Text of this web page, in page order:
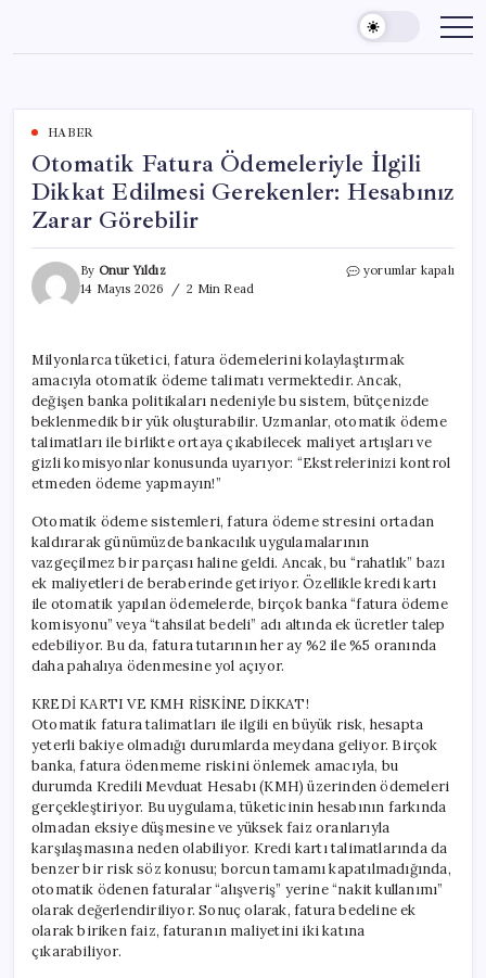
content
HABER
Otomatik Fatura Ödemeleriyle İlgili
Dikkat Edilmesi Gerekenler: Hesabınız
Zarar Görebilir
By Onur Yıldız
14 Mayıs 2026
2 Min Read
Otomatik
Edilmesi
Gerekenler:
Hesabınız
Zarar
Görebilir
yorumlar kapalı
Milyonlarca tüketici, fatura ödemelerini kolaylaştırmak
amacıyla otomatik ödeme talimatı vermektedir. Ancak,
değişen banka politikaları nedeniyle bu sistem, bütçenizde
beklenmedik bir yük oluşturabilir. Uzmanlar, otomatik ödeme
talimatları ile birlikte ortaya çıkabilecek maliyet artışları ve
gizli komisyonlar konusunda uyarıyor: “Ekstrelerinizi kontrol
etmeden ödeme yapmayın!”
Otomatik ödeme sistemleri, fatura ödeme stresini ortadan
kaldırarak günümüzde bankacılık uygulamalarının
vazgeçilmez bir parçası haline geldi. Ancak, bu “rahatlık” bazı
ek maliyetleri de beraberinde getiriyor. Özellikle kredi kartı
ile otomatik yapılan ödemelerde, birçok banka “fatura ödeme
komisyonu” veya “tahsilat bedeli” adı altında ek ücretler talep
edebiliyor. Bu da, fatura tutarının her ay %2 ile %5 oranında
daha pahalıya ödenmesine yol açıyor.
KREDİ KARTI VE KMH RİSKİNE DİKKAT!
Otomatik fatura talimatları ile ilgili en büyük risk, hesapta
yeterli bakiye olmadığı durumlarda meydana geliyor. Birçok
banka, fatura ödenmeme riskini önlemek amacıyla, bu
durumda Kredili Mevduat Hesabı (KMH) üzerinden ödemeleri
gerçekleştiriyor. Bu uygulama, tüketicinin hesabının farkında
olmadan eksiye düşmesine ve yüksek faiz oranlarıyla
karşılaşmasına neden olabiliyor. Kredi kartı talimatlarında da
benzer bir risk söz konusu; borcun tamamı kapatılmadığında,
otomatik ödenen faturalar “alışveriş” yerine “nakit kullanımı”
olarak değerlendiriliyor. Sonuç olarak, fatura bedeline ek
olarak biriken faiz, faturanın maliyetini iki katına
çıkarabiliyor.